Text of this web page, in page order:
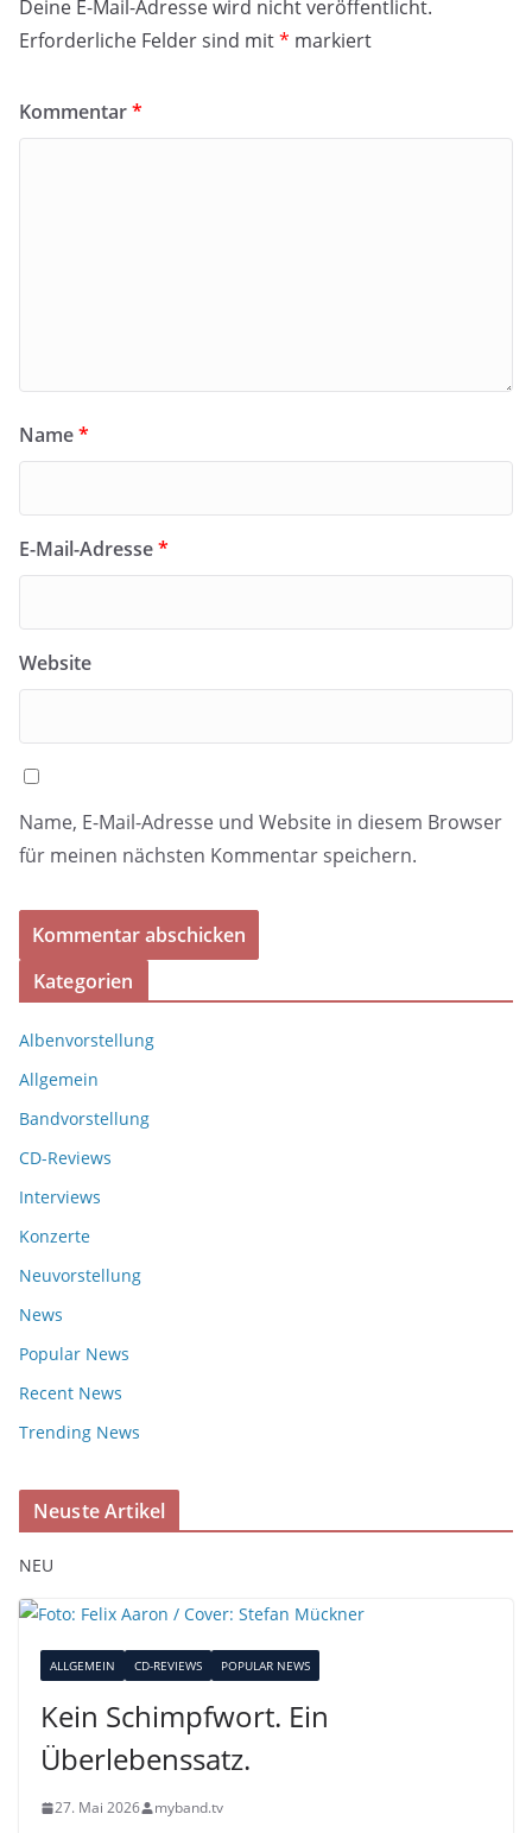
Deine E-Mail-Adresse wird nicht veröffentlicht.
Erforderliche Felder sind mit* markiert
Kommentar*
Name*
E-Mail-Adresse*
Website
Name, E-Mail-Adresse und Website in diesem Browser
für meinen nächsten Kommentar speichern.
Kategorien
Albenvorstellung
Allgemein
Bandvorstellung
CD-Reviews
Interviews
Konzerte
Neuvorstellung
News
Popular News
Recent News
Trending News
Neuste Artikel
NEU
ALLGEMEIN CD-REVIEWS POPULAR NEWS
Kein Schimpfwort. Ein
Überlebenssatz.
27. Mai 2026 myband.tv